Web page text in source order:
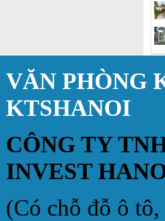
VĂN PHÒNG
KTSHANOI
CÔNG TY
INVEST
(Có chỗ đỗ ô